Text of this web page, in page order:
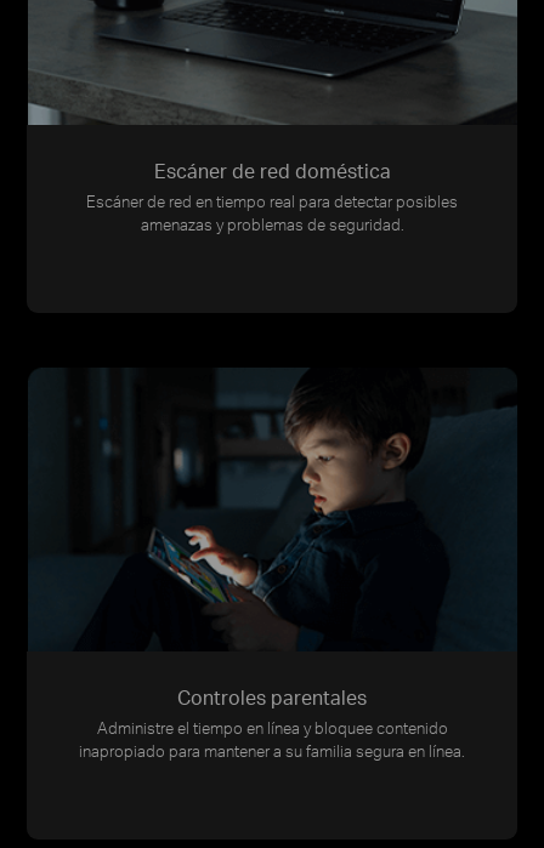
Escáner de red doméstica
Escáner de red en tiempo real para detectar posibles
amenazas y problemas de seguridad.
Controles parentales
Administre el tiempo en línea y bloquee contenido
inapropiado para mantener a su familia segura en línea.